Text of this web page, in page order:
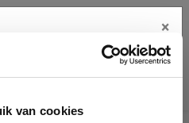
van cookies
×